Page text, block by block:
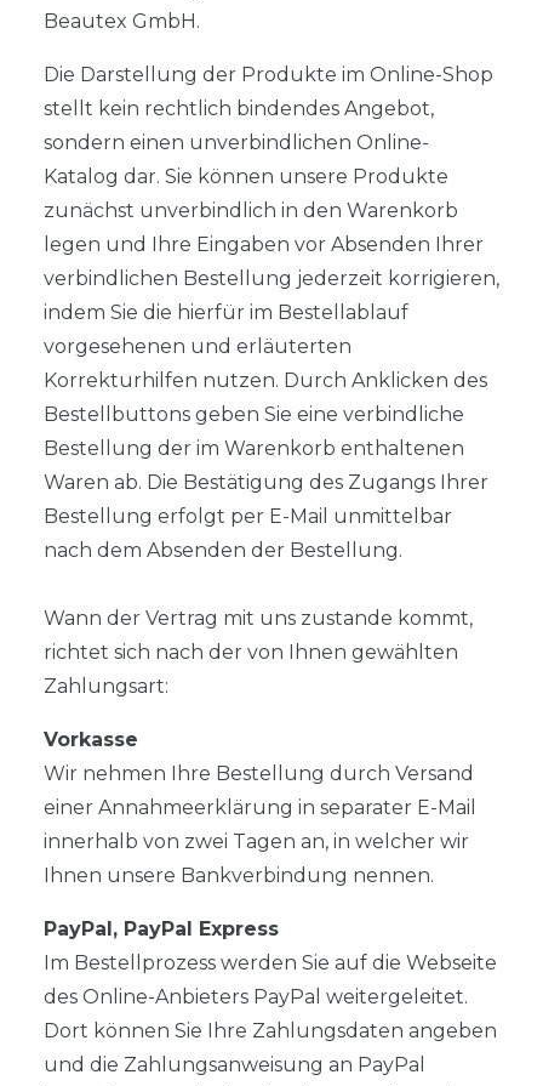
Beautex GmbH.
Die Darstellung der Produkte im Online-Shop
stellt kein rechtlich bindendes Angebot,
sondern einen unverbindlichen Online-
Katalog dar. Sie können unsere Produkte
zunächst unverbindlich in den Warenkorb
legen und Ihre Eingaben vor Absenden Ihrer
verbindlichen Bestellung jederzeit korrigieren,
indem Sie die hierfür im Bestellablauf
vorgesehenen und erläuterten
Korrekturhilfen nutzen. Durch Anklicken des
Bestellbuttons geben Sie eine verbindliche
Bestellung der im Warenkorb enthaltenen
Waren ab. Die Bestätigung des Zugangs Ihrer
Bestellung erfolgt per E-Mail unmittelbar
nach dem Absenden der Bestellung.
Wann der Vertrag mit uns zustande kommt,
richtet sich nach der von Ihnen gewählten
Zahlungsart:
Vorkasse
Wir nehmen Ihre Bestellung durch Versand
einer Annahmeerklärung in separater E-Mail
innerhalb von zwei Tagen an, in welcher wir
Ihnen unsere Bankverbindung nennen.
PayPal, PayPal Express
Im Bestellprozess werden Sie auf die Webseite
des Online-Anbieters PayPal weitergeleitet.
Dort können Sie Ihre Zahlungsdaten angeben
und die Zahlungsanweisung an PayPal